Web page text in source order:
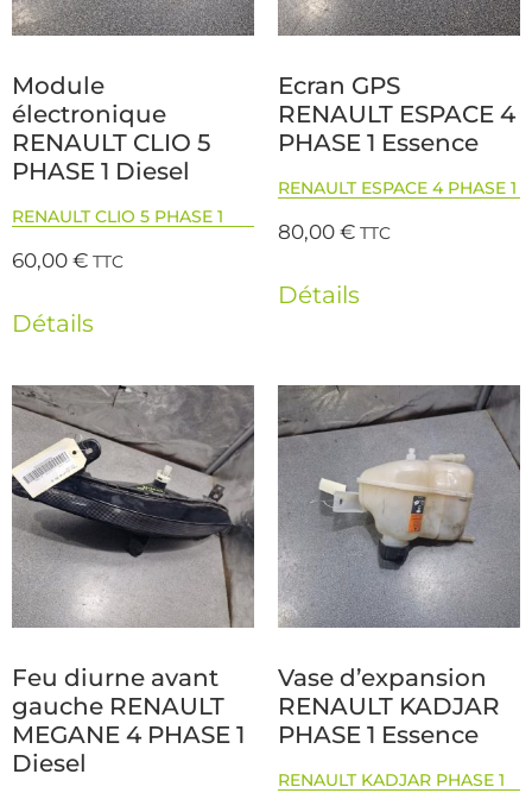
Module
électronique
RENAULT CLIO 5
PHASE 1 Diesel
RENAULT CLIO 5 PHASE 1
60,00€ TTC
Détails
Ecran GPS
RENAULT ESPACE 4
PHASE 1 Essence
RENAULT ESPACE 4 PHASE 1
80,00€ TTC
Détails
Feu diurne avant
gauche RENAULT
MEGANE 4 PHASE 1
Diesel
Vase d’expansion
RENAULT KADJAR
PHASE 1 Essence
RENAULT KADJAR PHASE 1